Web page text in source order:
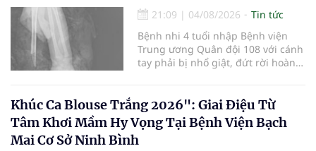
hiến và ghép mô tạng.
21:09 | 04/08/2026
Tin tức
Bệnh nhi 4 tuổi nhập Bệnh viện
Trung ương Quân đội 108 với cánh
tay phải bị nhổ giật, đứt rời hoàn
thương nặng và thời gian thiếu
máu kéo dài, các bác sĩ đã tái lập
tuần hoàn thành công sau ca vi
phẫu kéo dài 3 giờ.
Khúc Ca Blouse Trắng 2026": Giai Điệu Từ
Tâm Khơi Mầm Hy Vọng Tại Bệnh Viện Bạch
Mai Cơ Sở Ninh Bình